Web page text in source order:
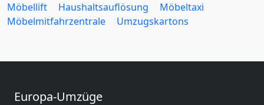
Möbellift
Haushaltsauflösung
Möbeltaxi
Möbelmitfahrzentrale
Umzugskartons
Europa-Umzüge